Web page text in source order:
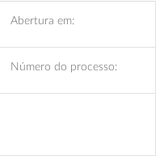
Abertura em:
Número do processo: